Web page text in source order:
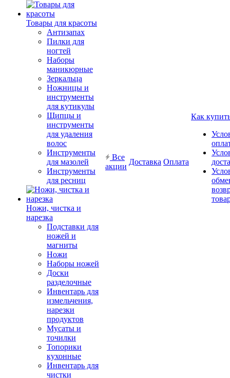
Товары для красоты
Антизапах
Пилки для
ногтей
Наборы
маникюрные
Зеркальца
Ножницы и
инструменты
для кутикулы
Щипцы и
инструменты
для удаления
волос
Инструменты
для мазолей
Инструменты
для ресниц
Ножи, чистка и
нарезка
Подставки для
ножей и
магниты
Ножи
Наборы ножей
Доски
разделочные
Инвентарь для
измельчения,
нарезки
продуктов
Мусаты и
точилки
Топорики
кухонные
Инвентарь для
чистки
Все
акции
Доставка Оплата
Как